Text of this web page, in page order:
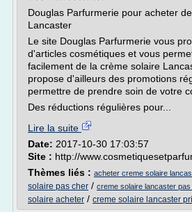
Douglas Parfurmerie pour acheter
Lancaster
Le site Douglas Parfurmerie vous
d'articles cosmétiques et vous
facilement de la crème solaire
propose d'ailleurs des promotions
permettre de prendre soin de votre
Des réductions régulières pour...
Lire la suite
Date: 2017-10-30 17:03:57
Site : http://
Thèmes liés : acheter creme solaire
solaire pas cher / creme solaire lancaster
solaire acheter / creme solaire lancaster